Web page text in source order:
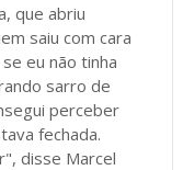
que abriu
saiu com cara
eu não tinha
sarro de
perceber
fechada.
disse Marcel